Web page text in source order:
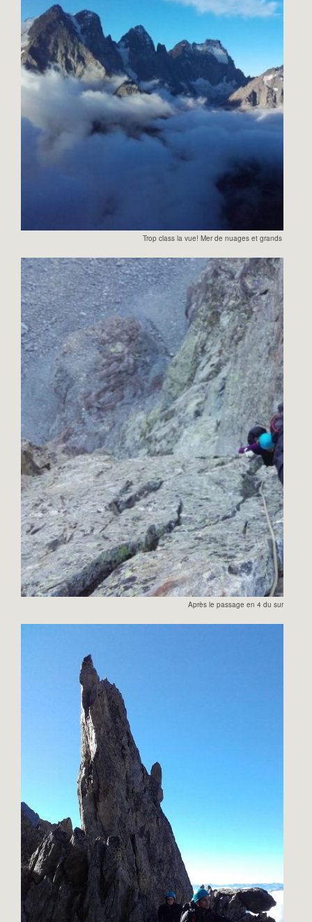
Trop class la vue! Mer de nuages et grands
Après le passage en 4 du surplomb